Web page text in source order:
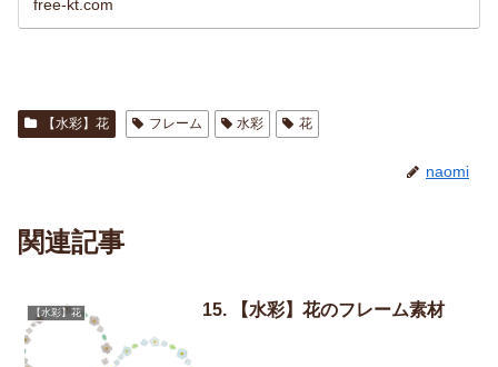
free-kt.com
【水彩】花 フレーム 水彩 花
naomi
関連記事
【水彩】花 15. 【水彩】花のフレーム素材